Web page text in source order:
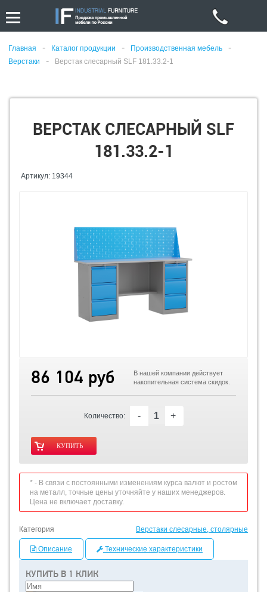
Главная - Каталог продукции - Производственная мебель -
Верстаки - Верстак слесарный SLF 181.33.2-1
ВЕРСТАК СЛЕСАРНЫЙ SLF
181.33.2-1
Артикул: 19344
КУПИТЬ В 1 КЛИК
86 104 руб
В нашей компании действует
накопительная система скидок.
Количество: - +
* - В связи с постоянными изменениям курса валют и ростом
на металл, точные цены уточняйте у наших менеджеров.
Цена не включает доставку.
Категория Верстаки слесарные, столярные
Описание Технические характеристики